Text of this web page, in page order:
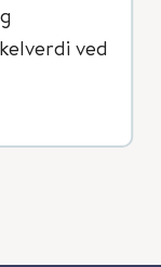
ved